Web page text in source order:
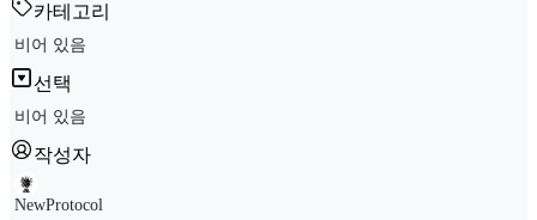
카테고리
비어 있음
선택
비어 있음
작성자
NewProtocol